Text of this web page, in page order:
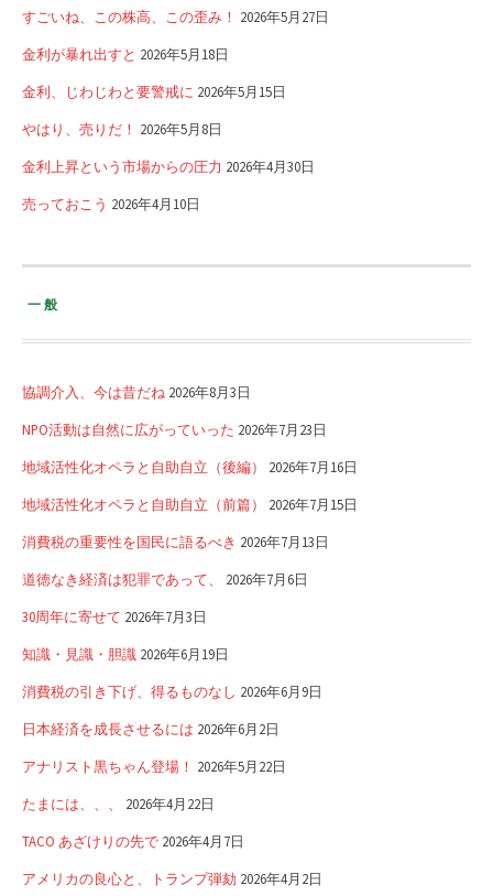
すごいね、この株高、この歪み！ 2026年5月27日
金利が暴れ出すと 2026年5月18日
金利、じわじわと要警戒に 2026年5月15日
やはり、売りだ！ 2026年5月8日
金利上昇という市場からの圧力 2026年4月30日
売っておこう 2026年4月10日
一般
協調介入、今は昔だね 2026年8月3日
NPO活動は自然に広がっていった 2026年7月23日
地域活性化オペラと自助自立（後編） 2026年7月16日
地域活性化オペラと自助自立（前篇） 2026年7月15日
消費税の重要性を国民に語るべき 2026年7月13日
道徳なき経済は犯罪であって、 2026年7月6日
30周年に寄せて 2026年7月3日
知識・見識・胆識 2026年6月19日
消費税の引き下げ、得るものなし 2026年6月9日
日本経済を成長させるには 2026年6月2日
アナリスト黒ちゃん登場！ 2026年5月22日
たまには、、、 2026年4月22日
TACO あざけりの先で 2026年4月7日
アメリカの良心と、トランプ弾劾 2026年4月2日